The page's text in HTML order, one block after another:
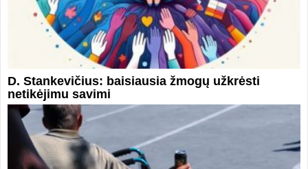
D. Stankevičius: baisiausia žmogų užkrėsti
netikėjimu savimi